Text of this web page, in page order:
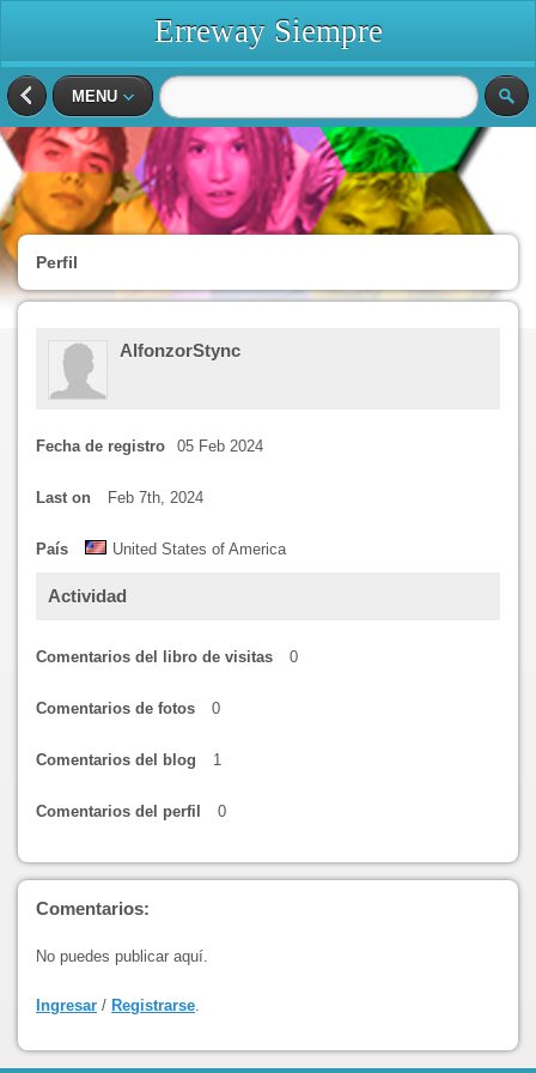
Erreway Siempre
MENU
Perfil
AlfonzorStync
Fecha de registro 05 Feb 2024
Last on Feb 7th, 2024
País United States of America
Actividad
Comentarios del libro de visitas 0
Comentarios de fotos 0
Comentarios del blog 1
Comentarios del perfil 0
Comentarios:
No puedes publicar aquí.
Ingresar / Registrarse.